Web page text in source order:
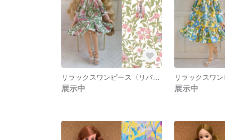
リラックスワンピース〈リバティ＊バヴェリア〉
展示中 展示中